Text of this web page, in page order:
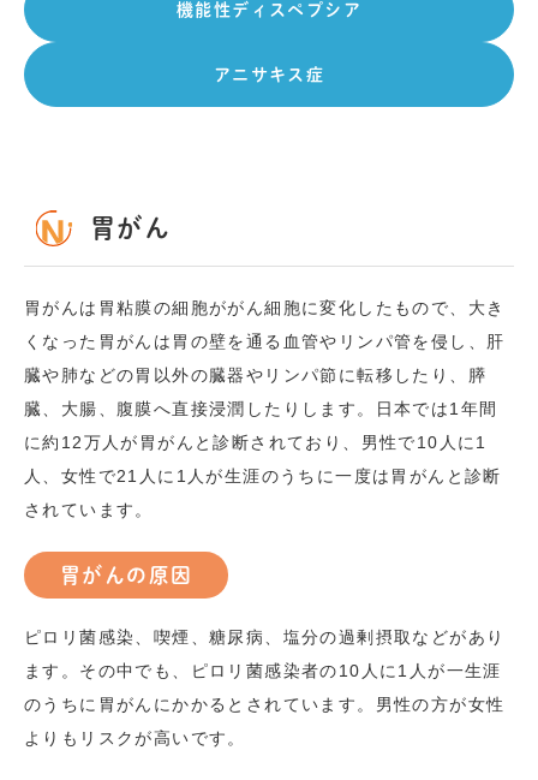
機能性ディスペプシア
アニサキス症
胃がん
胃がんは胃粘膜の細胞ががん細胞に変化したもので、大き
くなった胃がんは胃の壁を通る血管やリンパ管を侵し、肝
臓や肺などの胃以外の臓器やリンパ節に転移したり、膵
臓、大腸、腹膜へ直接浸潤したりします。日本では1年間
に約12万人が胃がんと診断されており、男性で10人に1
人、女性で21人に1人が生涯のうちに一度は胃がんと診断
されています。
胃がんの原因
ピロリ菌感染、喫煙、糖尿病、塩分の過剰摂取などがあり
ます。その中でも、ピロリ菌感染者の10 人に 1 人が一生涯
のうちに胃がんにかかるとされています。男性の方が女性
よりもリスクが高いです。